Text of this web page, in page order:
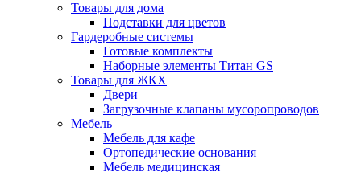
Товары для дома
Подставки для цветов
Гардеробные системы
Готовые комплекты
Наборные элементы Титан GS
Товары для ЖКХ
Двери
Загрузочные клапаны мусоропроводов
Мебель
Мебель для кафе
Ортопедические основания
Мебель медицинская